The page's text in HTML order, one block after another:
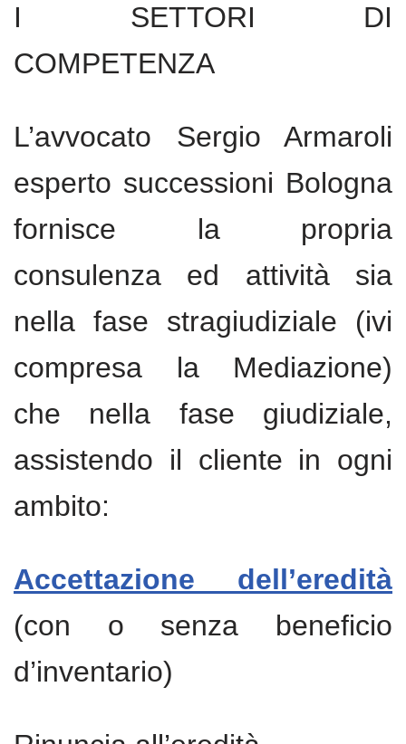
I SETTORI DI
COMPETENZA
L’avvocato Sergio Armaroli
esperto successioni Bologna
fornisce la propria
consulenza ed attività sia
nella fase stragiudiziale (ivi
compresa la Mediazione)
che nella fase giudiziale,
assistendo il cliente in ogni
ambito:
Accettazione dell’eredità
(con o senza beneficio
d’inventario)